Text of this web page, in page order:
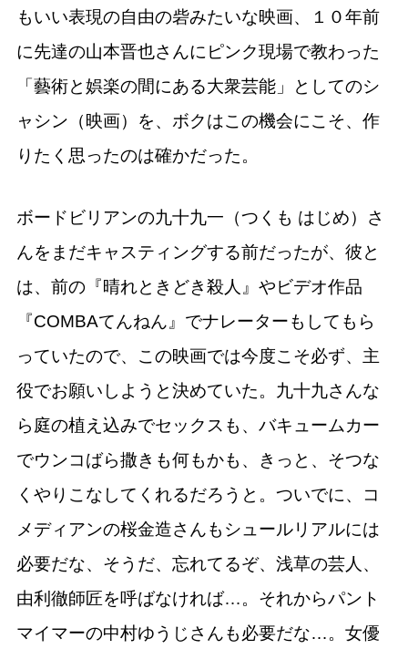
もいい表現の自由の砦みたいな映画、１０年前
に先達の山本晋也さんにピンク現場で教わった
「藝術と娯楽の間にある大衆芸能」としてのシ
ャシン（映画）を、ボクはこの機会にこそ、作
りたく思ったのは確かだった。
ボードビリアンの九十九一（つくも はじめ）さ
んをまだキャスティングする前だったが、彼と
は、前の『晴れときどき殺人』やビデオ作品
『COMBAてんねん』でナレーターもしてもら
っていたので、この映画では今度こそ必ず、主
役でお願いしようと決めていた。九十九さんな
ら庭の植え込みでセックスも、バキュームカー
でウンコばら撒きも何もかも、きっと、そつな
くやりこなしてくれるだろうと。ついでに、コ
メディアンの桜金造さんもシュールリアルには
必要だな、そうだ、忘れてるぞ、浅草の芸人、
由利徹師匠を呼ばなければ…。それからパント
マイマーの中村ゆうじさんも必要だな…。女優